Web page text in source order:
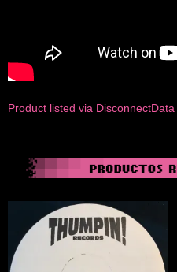
Product listed via Disconnect